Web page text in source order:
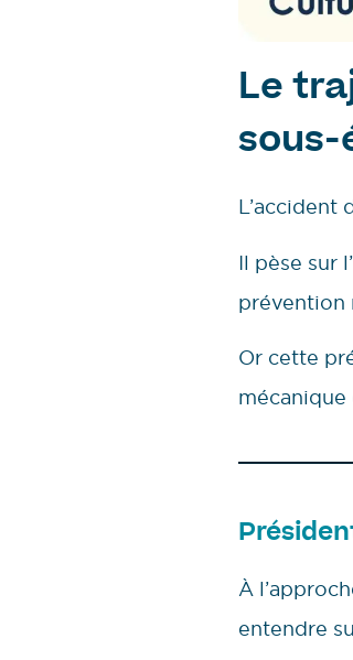
Le
sous-
L’accident
Il pèse sur
prévention
Or cette
mécanique
À
entendre